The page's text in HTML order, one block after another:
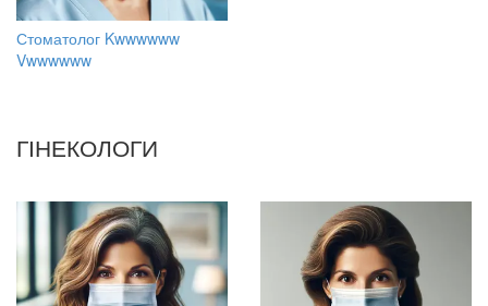
Стоматолог Kwwwwww
Vwwwwww
ГІНЕКОЛОГИ